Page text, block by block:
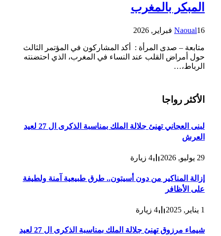
المبكر بالمغرب
Naoual16 فبراير, 2026
متابعة – صدى المرأة : أكد المشاركون في المؤتمر الثالث
حول أمراض القلب عند النساء في المغرب، الذي احتضنته
الرباط،…
الأكثر رواجا
لبنى العجاني تهنئ جلالة الملك بمناسبة الذكرى ال 27 لعيد
العرش
29 يوليو, 2026 4 زيارة
إزالة المناكير من دون أسيتون.. طرق طبيعية آمنة ولطيفة
على الأظافر
1 يناير, 2025 4 زيارة
شيماء مرزوق تهنئ جلالة الملك بمناسبة الذكرى ال 27 لعيد